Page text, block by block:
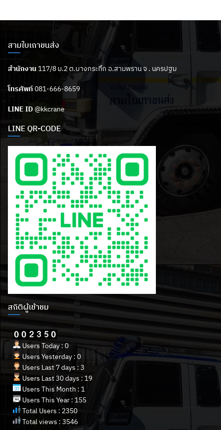
สามใบเถาขนส่ง
สำนักงาน 117/8 ม.2 ต.บางกระทึก อ.สามพราน จ . นครปฐม
โทรศัพท์081-666-8659
LINE ID @kkcrane
LINE QR-CODE
สถิติผู้เข้าชม
Users Today : 0
Users Yesterday : 0
Users Last 7 days : 3
Users Last 30 days : 19
Users This Month : 1
Users This Year : 155
Total Users : 2350
Total views : 3546